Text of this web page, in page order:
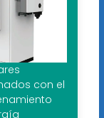
con el